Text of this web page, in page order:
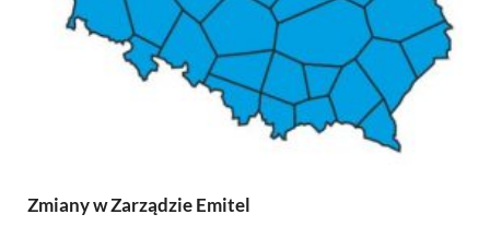
Zmiany w Zarządzie Emitel